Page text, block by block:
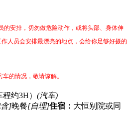
的安排，切勿做危险动作，或将头部、身体伸
人员会安排最漂亮的地点，会给你足够好摄的
的情况，敬请谅解。
约3H） (汽车)
]晚餐[自理]住宿： 大恒别院或同